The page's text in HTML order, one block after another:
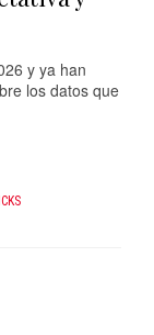
y ya han
los datos que